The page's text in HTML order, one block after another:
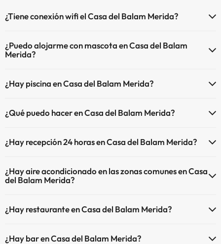
¿Tiene conexión wifi el Casa del Balam Merida?
¿Puedo alojarme con mascota en Casa del Balam
Merida?
¿Hay piscina en Casa del Balam Merida?
pago) Aquí tienes más info sobre la piscina y otras instalaciones.
Piscina al aire libre (toda la temporada)
¿Qué puedo hacer en Casa del Balam Merida?
(algunas pueden ser de pago).
¿Hay recepción 24 horas en Casa del Balam Merida?
¿Hay aire acondicionado en las zonas comunes en Casa
del Balam Merida?
comunes.
¿Hay restaurante en Casa del Balam Merida?
¿Hay bar en Casa del Balam Merida?